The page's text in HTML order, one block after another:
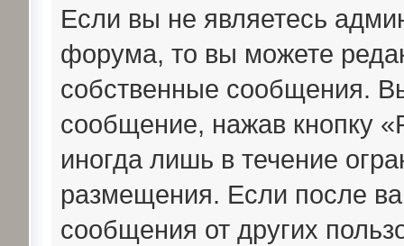
Если вы не являетесь
форума, то вы можете
собственные сообщения.
сообщение, нажав кнопку
иногда лишь в течение
размещения. Если после
сообщения от других